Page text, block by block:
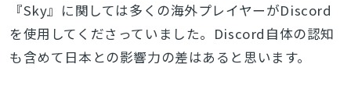
『Sky』に関しては多くの海外プレイヤーがDiscord
を使用してくださっていました。Discord自体の認知
も含めて日本との影響力の差はあると思います。